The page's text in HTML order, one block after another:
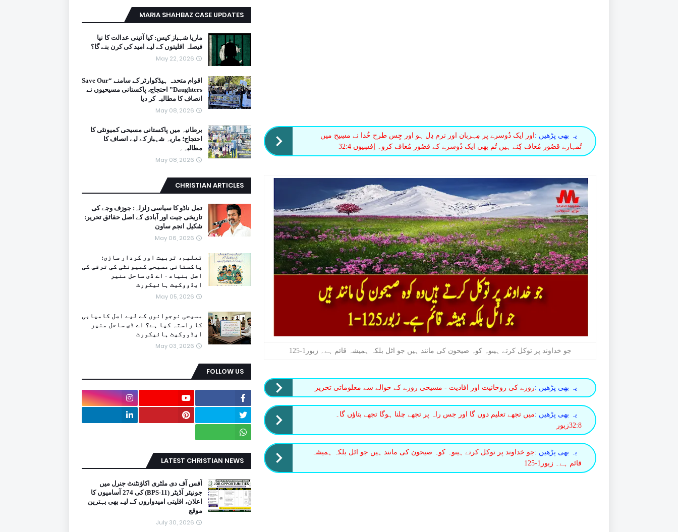
یہ بھی پڑھیں : اور ایک دُوسرے پر مِہربان اور نرم دِل ہو اور جِس طرح خُدا نے مسِیح میں
تُمہارے قصُور مُعاف کِئے ہیں تُم بھی ایک دُوسرے کے قصُور مُعاف کرو۔ اِفسِیوں 32:4
جو خداوند پر توکل کرتے ہیںوہ کوہ صیحون کی مانند ہیں جو اٹل بلکہ ہمیشہ قائم ہے۔ زبور1-125
یہ بھی پڑھیں :روزے کی روحانیت اور افادیت - مسیحی روزے کے حوالے سے معلوماتی تحریر
یہ بھی پڑھیں :میں تجھے تعلیم دوں گا اور جس راہ پر تجھے چلنا ہوگا تجھے بتاؤں گا۔
32:8زبور
یہ بھی پڑھیں :جو خداوند پر توکل کرتے ہیںوہ کوہ صیحون کی مانند ہیں جو اٹل بلکہ ہمیشہ
قائم ہے۔ زبور1-125
MARIA SHAHBAZ CASE UPDATES
ماریا شہباز کیس: کیا آئینی عدالت کا نیا
فیصلہ اقلیتوں کے لیے امید کی کرن بنے گا؟
May 22, 2026
اقوام متحدہ ہیڈکوارٹر کے سامنے “Save Our
Daughters” احتجاج، پاکستانی مسیحیوں نے
انصاف کا مطالبہ کر دیا
May 08, 2026
برطانیہ میں پاکستانی مسیحی کمیونٹی کا
احتجاج؛ ماریہ شہباز کے لیے انصاف کا
مطالبہ۔
May 08, 2026
CHRISTIAN ARTICLES
تمل ناڈو کا سیاسی زلزلہ: جوزف وجے کی
تاریخی جیت اور آبادی کے اصل حقائق تحریر:
شکیل انجم ساون
May 06, 2026
تعلیم، تربیت اور کردار سازی:
پاکستانی مسیحی کمیونٹی کی ترقی کی
اصل بنیاد - اے ڈی ساحل منیر
ایڈووکیٹ ہائیکورٹ
May 05, 2026
مسیحی نوجوانوں کے لیے اصل کامیابی
کا راستہ کیا ہے؟ اے ڈی ساحل منیر
ایڈووکیٹ ہائیکورٹ
May 03, 2026
FOLLOW US
LATEST CHRISTIAN NEWS
آفس آف دی ملٹری اکاؤنٹنٹ جنرل میں
جونیئر آڈیٹر (BPS-11) کی 274 آسامیوں کا
اعلان، اقلیتی امیدواروں کے لیے بھی بہترین
موقع
July 30, 2026